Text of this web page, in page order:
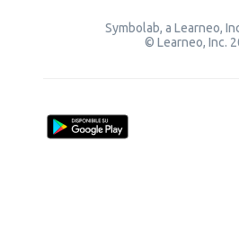
Symbolab, a Learneo,
© Learneo, Inc.